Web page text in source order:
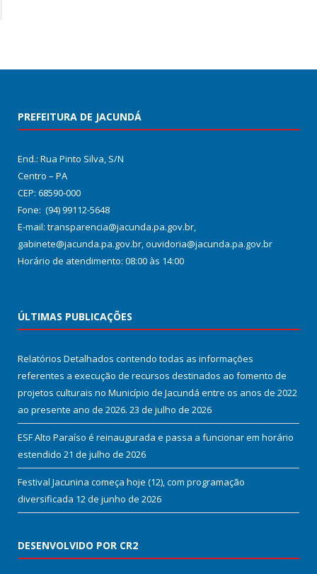
PREFEITURA DE JACUNDÁ
End.: Rua Pinto Silva, S/N
Centro – PA
CEP: 68590-000
Fone: (94) 99112-5648
E-mail: transparencia@jacunda.pa.gov.br,
gabinete@jacunda.pa.gov.br, ouvidoria@jacunda.pa.gov.br
Horário de atendimento: 08:00 às 14:00
ÚLTIMAS PUBLICAÇÕES
Relatórios Detalhados contendo todas as informações
referentes a execução de recursos destinados ao fomento de
projetos culturais no Município de Jacundá entre os anos de 2022
ao presente ano de 2026. 23 de julho de 2026
ESF Alto Paraíso é reinaugurada e passa a funcionar em horário
estendido 21 de julho de 2026
Festival Jacunina começa hoje (12), com programação
diversificada 12 de junho de 2026
DESENVOLVIDO POR CR2